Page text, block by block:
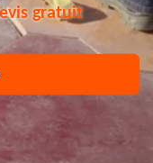
gratuit